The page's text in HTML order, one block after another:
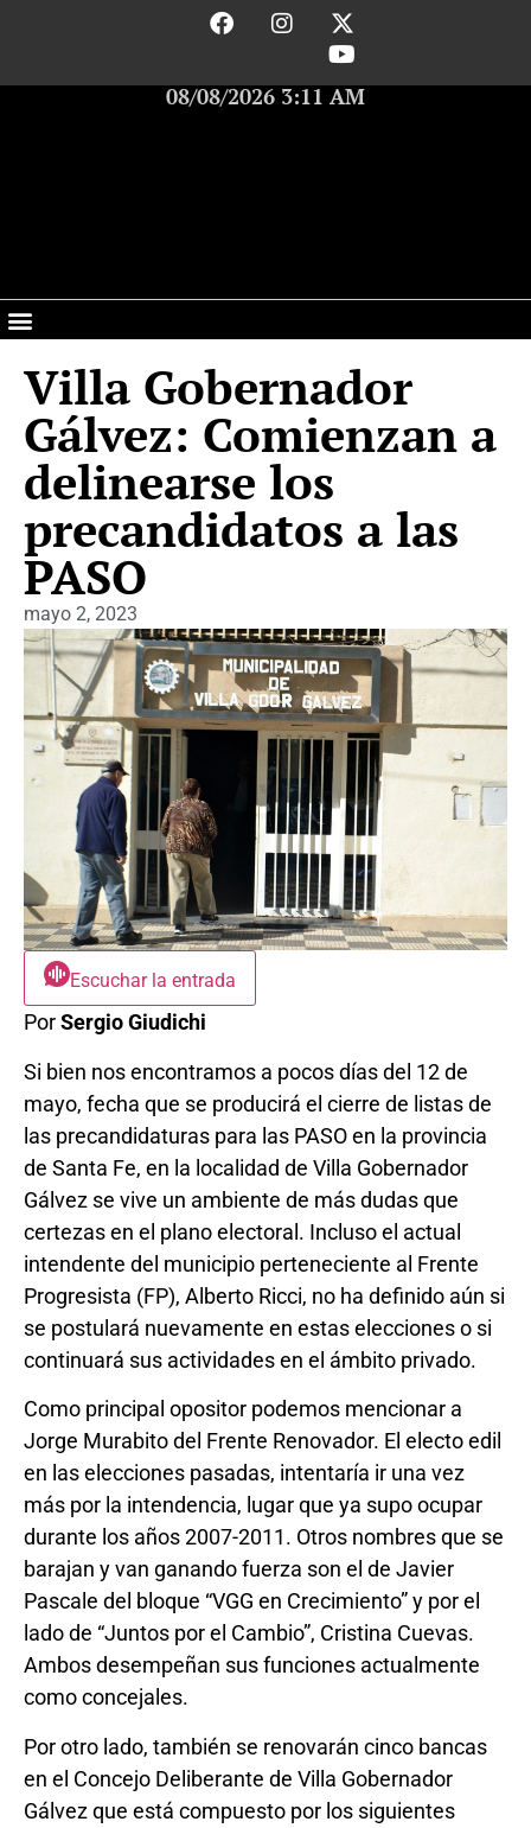
08/08/2026 3:11 AM
Villa Gobernador
Gálvez: Comienzan a
delinearse los
precandidatos a las
PASO
mayo 2, 2023
Escuchar la entrada
PorSergio Giudichi
Si bien nos encontramos a pocos días del 12 de
mayo, fecha que se producirá el cierre de listas de
las precandidaturas para las PASO en la provincia
de Santa Fe, en la localidad de Villa Gobernador
Gálvez se vive un ambiente de más dudas que
certezas en el plano electoral. Incluso el actual
intendente del municipio perteneciente al Frente
Progresista (FP), Alberto Ricci, no ha definido aún si
se postulará nuevamente en estas elecciones o si
continuará sus actividades en el ámbito privado.
Como principal opositor podemos mencionar a
Jorge Murabito del Frente Renovador. El electo edil
en las elecciones pasadas, intentaría ir una vez
más por la intendencia, lugar que ya supo ocupar
durante los años 2007-2011. Otros nombres que se
barajan y van ganando fuerza son el de Javier
Pascale del bloque “VGG en Crecimiento” y por el
lado de “Juntos por el Cambio”, Cristina Cuevas.
Ambos desempeñan sus funciones actualmente
como concejales.
Por otro lado, también se renovarán cinco bancas
en el Concejo Deliberante de Villa Gobernador
Gálvez que está compuesto por los siguientes